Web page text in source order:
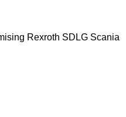
Rexroth SDLG Scania